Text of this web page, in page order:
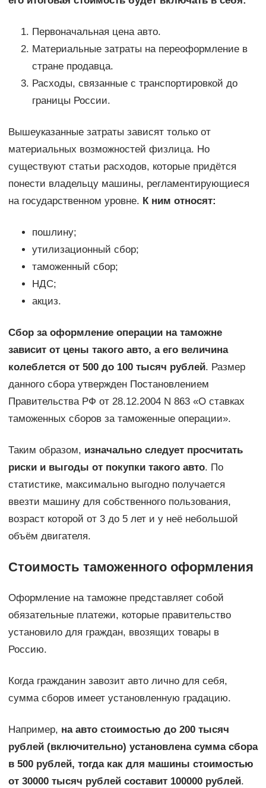
Первоначальная цена авто.
Материальные затраты на переоформление в
стране продавца.
Расходы, связанные с транспортировкой до
границы России.
Вышеуказанные затраты зависят только от
материальных возможностей физлица. Но
существуют статьи расходов, которые придётся
понести владельцу машины, регламентирующиеся
на государственном уровне. К ним относят:
пошлину;
утилизационный сбор;
таможенный сбор;
НДС;
акциз.
Сбор за оформление операции на таможне
зависит от цены такого авто, а его величина
колеблется от 500 до 100 тысяч рублей. Размер
данного сбора утвержден Постановлением
Правительства РФ от 28.12.2004 N 863 «О ставках
таможенных сборов за таможенные операции».
Таким образом, изначально следует просчитать
риски и выгоды от покупки такого авто. По
статистике, максимально выгодно получается
ввезти машину для собственного пользования,
возраст которой от 3 до 5 лет и у неё небольшой
объём двигателя.
Стоимость таможенного оформления
Оформление на таможне представляет собой
обязательные платежи, которые правительство
установило для граждан, ввозящих товары в
Россию.
Когда гражданин завозит авто лично для себя,
сумма сборов имеет установленную градацию.
Например, на авто стоимостью до 200 тысяч
рублей (включительно) установлена сумма сбора
в 500 рублей, тогда как для машины стоимостью
от 30000 тысяч рублей составит 100000 рублей.